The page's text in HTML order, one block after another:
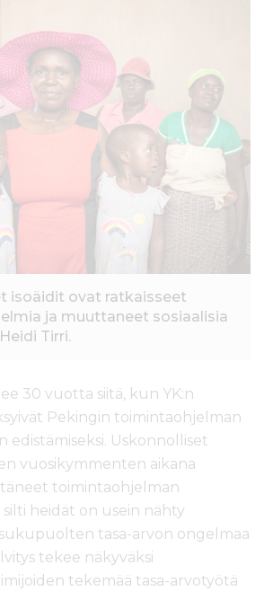
isoäidit ovat ratkaisseet
ja muuttaneet sosiaalisia
Tirri.
30 vuotta siitä, kun YK:n
Pekingin toimintaohjelman
edistämiseksi. Uskonnolliset
vuosikymmenten aikana
toimintaohjelman
heidät on usein nähty
tasa-arvon ongelmaa
tekee näkyväksi
tekemää tasa-arvotyötä